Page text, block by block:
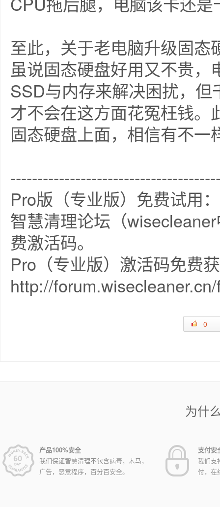
至此，关于老电脑升级固
虽说固态硬盘好用又不贵
SSD与内存来解决困扰，
才不会在这方面花冤枉钱
固态硬盘上面，相信有不一
Pro版（专业版）免费试用：
智慧清理论坛（
费激活码。
Pro（专业版）激活码免费
http://
0
为什
产品100%安全
我们保证智慧清理不包含病毒，木马，
广告，恶意程序，百分百安全。
支付安
我们支
付，在